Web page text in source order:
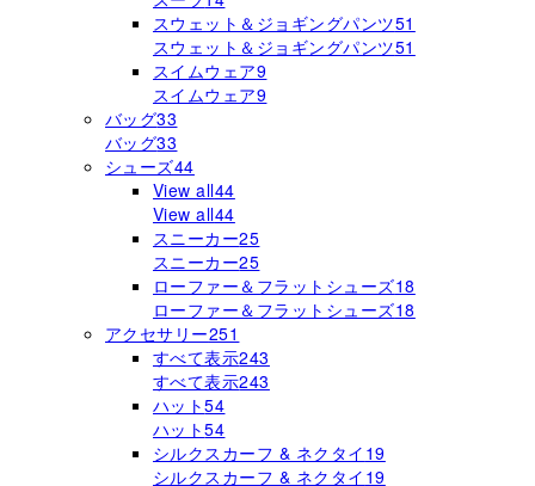
スウェット＆ジョギングパンツ51
スウェット＆ジョギングパンツ51
スイムウェア9
スイムウェア9
バッグ33
バッグ33
シューズ44
View all44
View all44
スニーカー25
スニーカー25
ローファー＆フラットシューズ18
ローファー＆フラットシューズ18
アクセサリー251
すべて表示243
すべて表示243
ハット54
ハット54
シルクスカーフ & ネクタイ 19
シルクスカーフ & ネクタイ 19